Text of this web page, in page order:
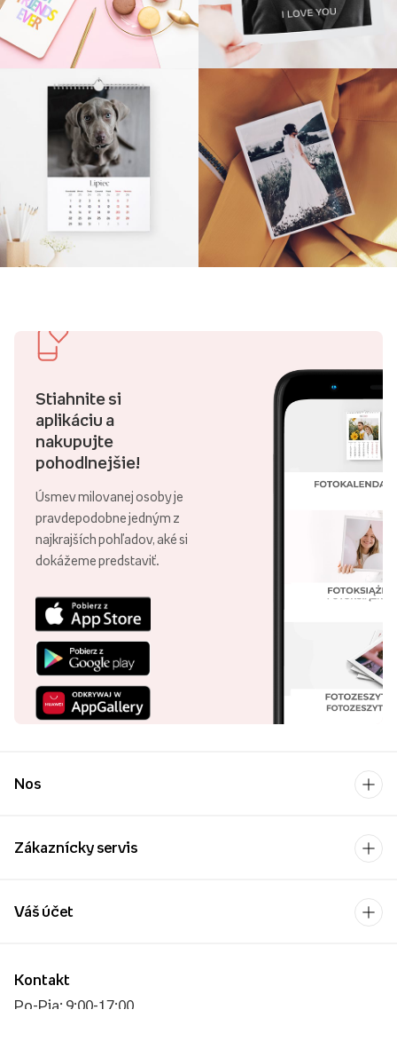
Stiahnite si
aplikáciu a
nakupujte
pohodlnejšie!
Úsmev milovanej osoby je
pravdepodobne jedným z
najkrajších pohľadov, aké si
dokážeme predstaviť.
Nos
Zákaznícky servis
Kontakt
Po-Pia: 9:00-17:00
Váš účet